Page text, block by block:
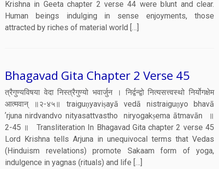
Krishna in Geeta chapter 2 verse 44 were blunt and clear.
Human beings indulging in sense enjoyments, those
attracted by riches of material world […]
Bhagavad Gita Chapter 2 Verse 45
त्रैगुण्यविषया वेदा निस्त्रैगुण्यो भवार्जुन । निर्द्वन्द्वो नित्यसत्त्वस्थो निर्योगक्षेम
आत्मवान् ॥२-४५॥ traiguṇyaviṣayā vedā nistraiguṇyo bhavā
ʼrjuna nirdvandvo nityasattvastho niryogakṣema ātmavān ॥
2-45 ॥ Transliteration In Bhagavad Gita chapter 2 verse 45
Lord Krishna tells Arjuna in unequivocal terms that Vedas
(Hinduism revelations) promote Sakaam form of yoga,
indulgence in yagnas (rituals) and life […]